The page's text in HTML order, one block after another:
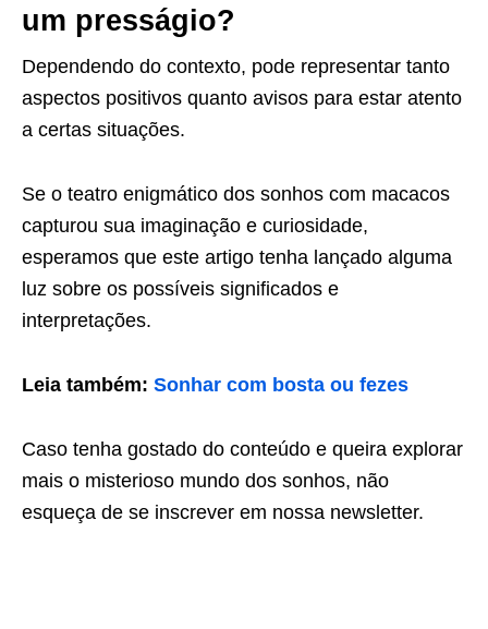
um presságio?
Dependendo do contexto, pode representar tanto
aspectos positivos quanto avisos para estar atento
a certas situações.
Se o teatro enigmático dos sonhos com macacos
capturou sua imaginação e curiosidade,
esperamos que este artigo tenha lançado alguma
luz sobre os possíveis significados e
interpretações.
Leia também: Sonhar com bosta ou fezes
Caso tenha gostado do conteúdo e queira explorar
mais o misterioso mundo dos sonhos, não
esqueça de se inscrever em nossa newsletter.